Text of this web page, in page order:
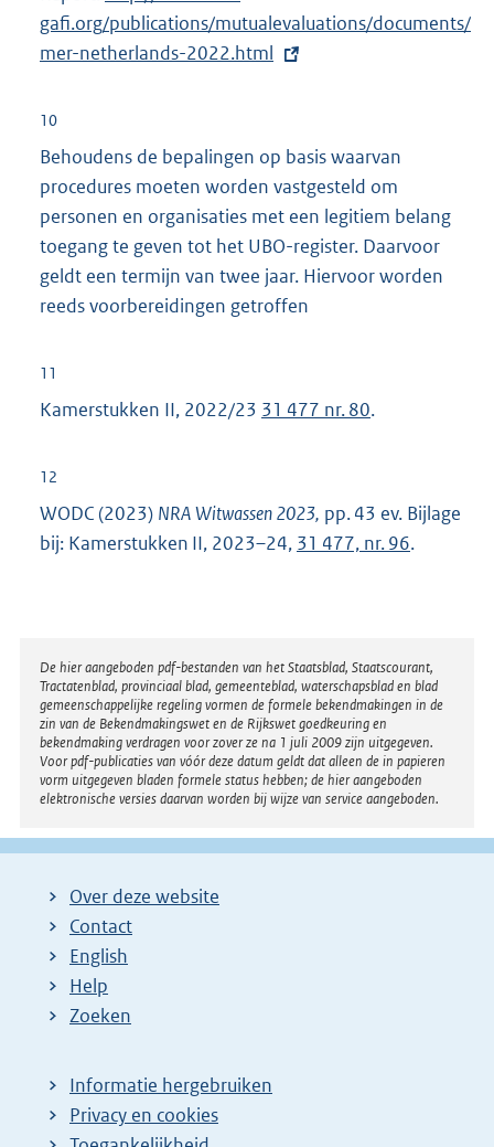
l
i
x
t
e
l
i
n
k
:
gafi.org/publications/mutualevaluations/documents/
mer-netherlands-2022.html
10
Behoudens de bepalingen op basis waarvan
procedures moeten worden vastgesteld om
personen en organisaties met een legitiem belang
toegang te geven tot het UBO-register. Daarvoor
geldt een termijn van twee jaar. Hiervoor worden
reeds voorbereidingen getroffen
11
Kamerstukken II, 2022/23 31 477 nr. 80.
12
WODC (2023) NRA Witwassen 2023, pp. 43 ev. Bijlage
bij: Kamerstukken II, 2023–24, 31 477, nr. 96.
Disclaimer
De hier aangeboden pdf-bestanden van het Staatsblad, Staatscourant,
Tractatenblad, provinciaal blad, gemeenteblad, waterschapsblad en blad
gemeenschappelijke regeling vormen de formele bekendmakingen in de
zin van de Bekendmakingswet en de Rijkswet goedkeuring en
bekendmaking verdragen voor zover ze na 1 juli 2009 zijn uitgegeven.
Voor pdf-publicaties van vóór deze datum geldt dat alleen de in papieren
vorm uitgegeven bladen formele status hebben; de hier aangeboden
elektronische versies daarvan worden bij wijze van service aangeboden.
Over deze website
Contact
English
Help
Zoeken
Informatie hergebruiken
Privacy en cookies